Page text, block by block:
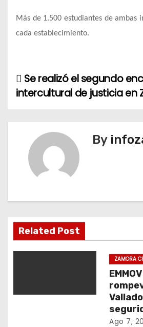
Más de 1.500 estudiantesde ambas
cada establecimiento.
N
v
i
ó
d
Se realizó el segundo
intercultural de justicia en
By
Related Post
ZAMORA
Ago 7,